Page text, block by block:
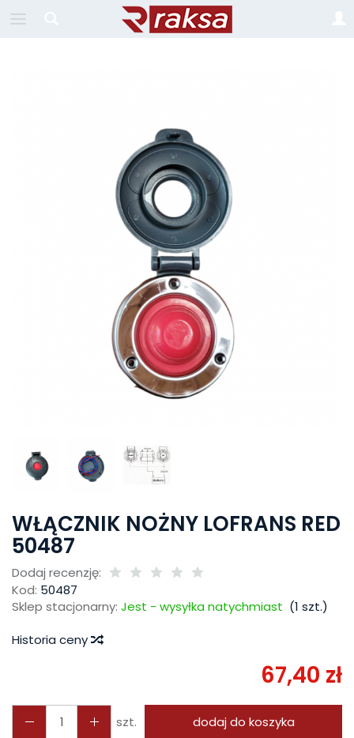
WŁĄCZNIK NOŻNY LOFRANS RED
50487
Dodaj recenzję:
Kod: 50487
Sklep stacjonarny: Jest - wysyłka natychmiast (1 szt.)
Historia ceny
67,40 zł
szt. dodaj do koszyka